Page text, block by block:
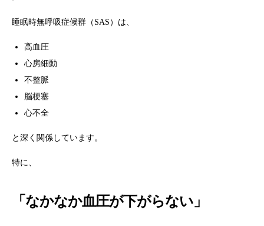
睡眠時無呼吸症候群（SAS）は、
高血圧
心房細動
不整脈
脳梗塞
心不全
と深く関係しています。
特に、
「なかなか血圧が下がらない」